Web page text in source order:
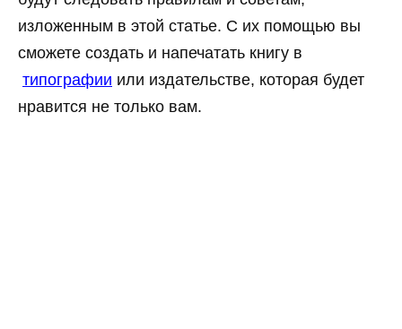
изложенным в этой статье. С их помощью вы
сможете создать и напечатать книгу в
типографии или издательстве, которая будет
нравится не только вам.